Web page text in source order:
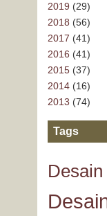
2019 (29)
2018 (56)
2017 (41)
2016 (41)
2015(37)
2014(16)
2013 (74)
Tags
Desain